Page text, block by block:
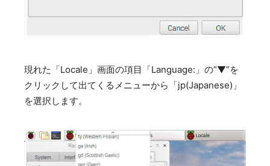
現れた「Locale」画面の項目「Language:」の”▼”を
クリックして出てくるメニューから「jp(Japanese)」
を選択します。